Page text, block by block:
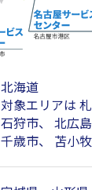
北海道
対象エリアは
石狩市、 北広
千歳市、 苫小